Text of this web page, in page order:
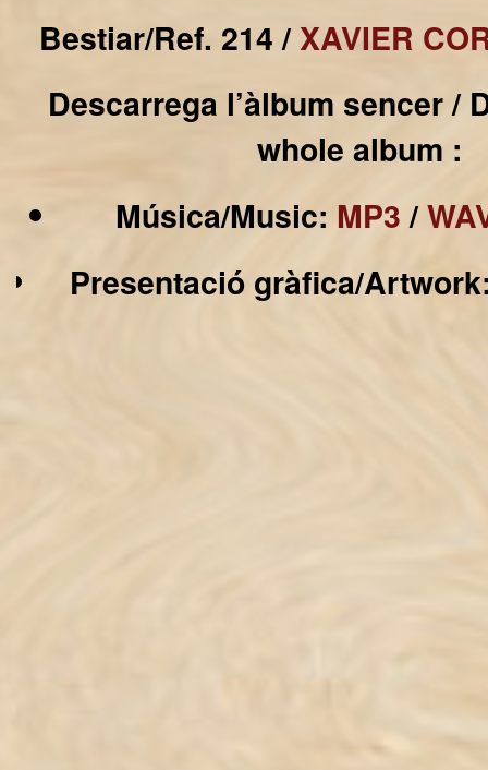
Bestiar/Ref. 214 /XAVIER
Descarrega l’àlbum sencer /
whole album :
Música/Music: MP3/
Presentació gràfica/